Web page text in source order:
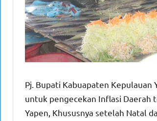
Pj. Bupati Kabuapaten Kepulauan
untuk pengecekan Inflasi Daerah
Yapen, Khususnya setelah Natal